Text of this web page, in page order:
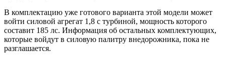
В комплектацию уже готового варианта этой модели может
войти силовой агрегат 1,8 с турбиной, мощность которого
составит 185 лс. Информация об остальных комплектующих,
которые войдут в силовую палитру внедорожника, пока не
разглашается.